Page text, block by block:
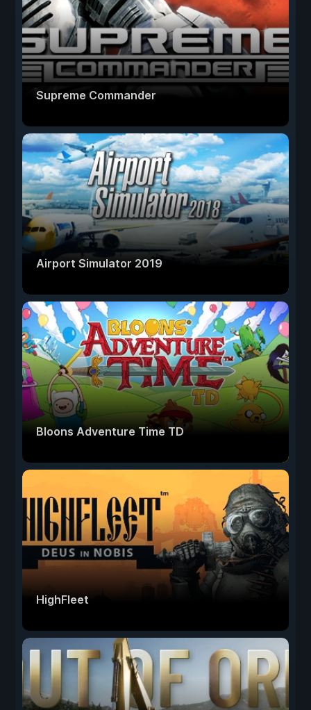
Supreme Commander
Airport Simulator 2019
Bloons Adventure Time TD
HighFleet